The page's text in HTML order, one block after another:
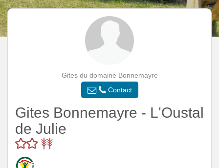
Gites du domaine Bonnemayre
Contact
Gites Bonnemayre - L'Oustal
de Julie